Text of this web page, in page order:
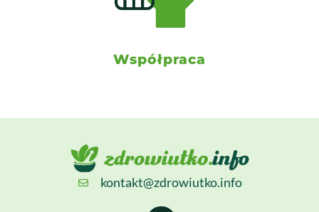
Współpraca
kontakt@zdrowiutko.info